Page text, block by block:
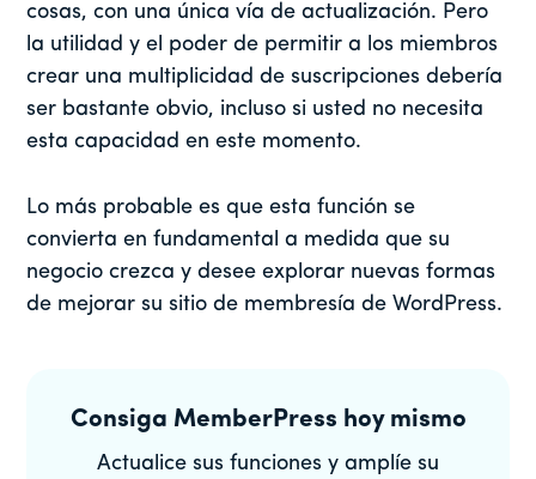
cosas, con una única vía de actualización. Pero
la utilidad y el poder de permitir a los miembros
crear una multiplicidad de suscripciones debería
ser bastante obvio, incluso si usted no necesita
esta capacidad en este momento.
Lo más probable es que esta función se
convierta en fundamental a medida que su
negocio crezca y desee explorar nuevas formas
de mejorar su sitio de membresía de WordPress.
Consiga MemberPress hoy mismo
Actualice sus funciones y amplíe su